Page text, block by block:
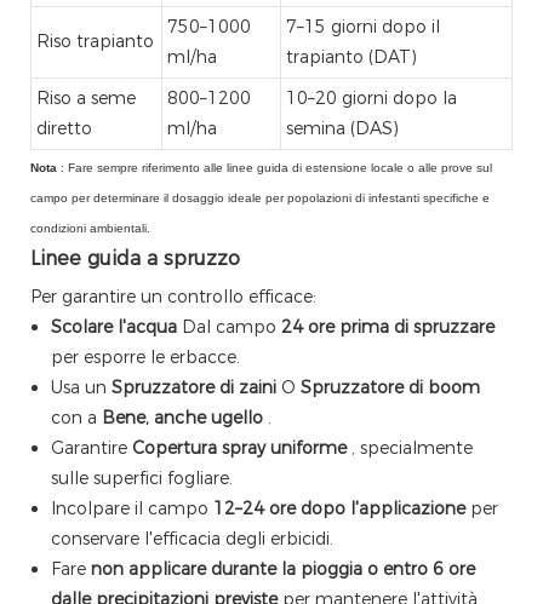
Riso trapianto
750–1000
ml/ha
7–15 giorni dopo il
trapianto (DAT)
Riso a seme
diretto
800–1200
ml/ha
10–20 giorni dopo la
semina (DAS)
Nota : Fare sempre riferimento alle linee guida di estensione locale o alle prove sul
campo per determinare il dosaggio ideale per popolazioni di infestanti specifiche e
condizioni ambientali.
Linee guida a spruzzo
Per garantire un controllo efficace:
Scolare l'acqua Dal campo 24 ore prima di spruzzare
per esporre le erbacce.
Usa un Spruzzatore di zaini O Spruzzatore di boom
con a Bene, anche ugello .
Garantire Copertura spray uniforme , specialmente
sulle superfici fogliare.
Incolpare il campo 12–24 ore dopo l'applicazione per
conservare l'efficacia degli erbicidi.
Fare non applicare durante la pioggia o entro 6 ore
dalle precipitazioni previste per mantenere l'attività